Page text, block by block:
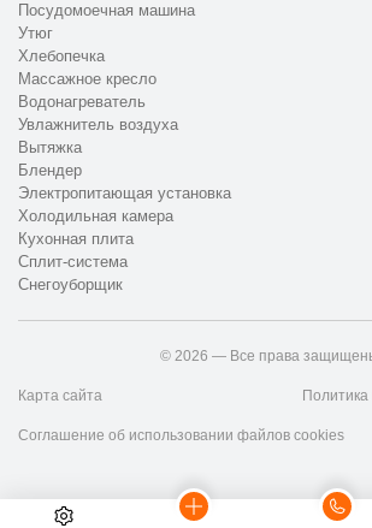
Посудомоечная машина
Утюг
Хлебопечка
Массажное кресло
Водонагреватель
Увлажнитель воздуха
Вытяжка
Блендер
Электропитающая установка
Холодильная камера
Кухонная плита
Сплит-система
Снегоуборщик
© 2026 — Все права
Карта сайта
Соглашение об использовании файлов cookies